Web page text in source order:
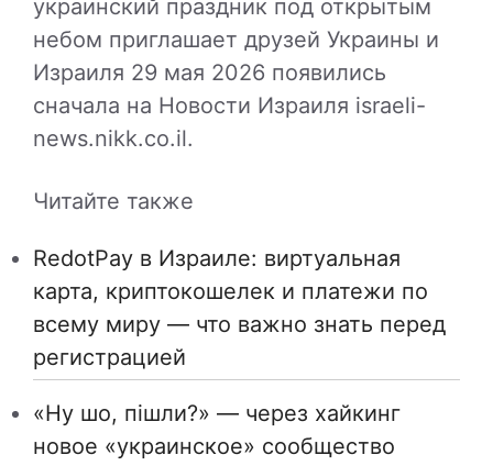
украинский праздник под открытым
небом приглашает друзей Украины и
Израиля 29 мая 2026 появились
сначала на Новости Израиля israeli-
news.nikk.co.il.
Читайте также
RedotPay в Израиле: виртуальная
карта, криптокошелек и платежи по
всему миру — что важно знать перед
регистрацией
«Ну шо, пішли?» — через хайкинг
новое «украинское» сообщество